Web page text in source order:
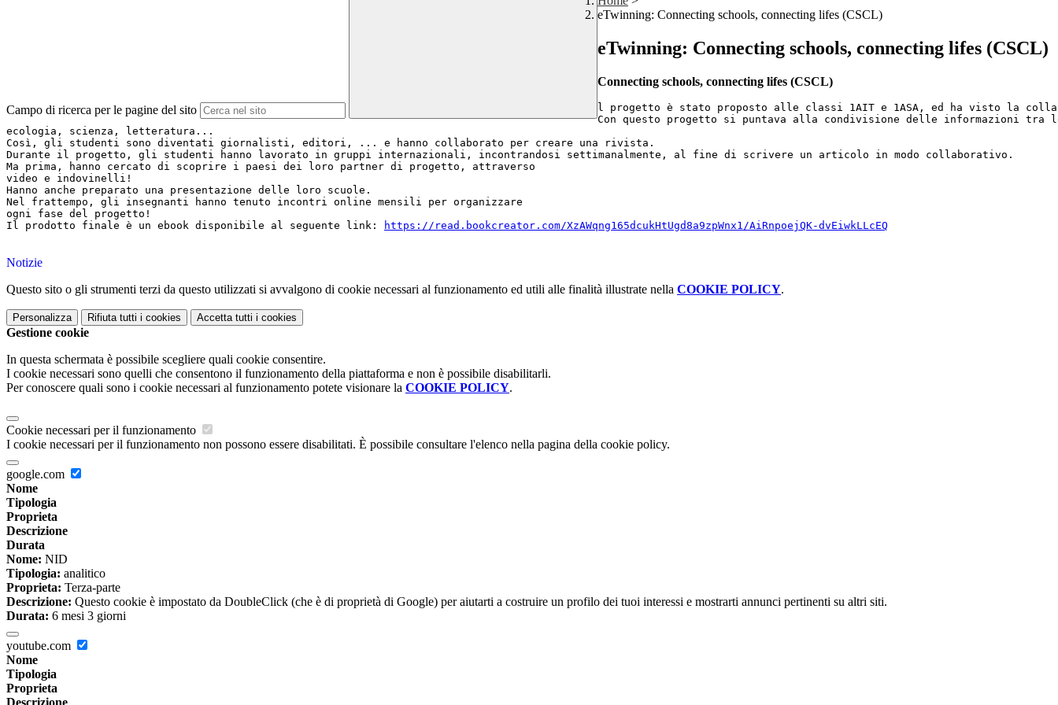
Campo di ricerca per le pagine del sito
eTwinning: Connecting schools, connecting lifes (CSCL)
eTwinning: Connecting schools, connecting lifes (CSCL)
Connecting schools, connecting lifes (CSCL)
l progetto è stato proposto alle classi 1AIT e 1ASA, ed ha visto la
Con questo progetto si puntava alla condivisione delle informazioni
ecologia, scienza, letteratura...
Così, gli studenti sono diventati giornalisti, editori, ... e hanno collaborato per creare una rivista.
Durante il progetto, gli studenti hanno lavorato in gruppi internazionali, incontrandosi settimanalmente, al fine di scrivere un articolo in modo collaborativo.
Ma prima, hanno cercato di scoprire i paesi dei loro partner di progetto, attraverso
video e indovinelli!
Hanno anche preparato una presentazione delle loro scuole.
Nel frattempo, gli insegnanti hanno tenuto incontri online mensili per organizzare
ogni fase del progetto!
Il prodotto finale è un ebook disponibile al seguente link:
https://read.bookcreator.com/XzAWqng165dcukHtUgd8a9zpWnx1/AiRnpoejQK-dvEiwkLLcEQ
Notizie
Questo sito o gli strumenti terzi da questo utilizzati si avvalgono di cookie necessari al funzionamento ed utili alle finalità illustrate nella COOKIE POLICY.
Personalizza Rifiuta tutti i cookies Accetta tutti i cookies
Gestione cookie
In questa schermata è possibile scegliere quali cookie consentire.
I cookie necessari sono quelli che consentono il funzionamento della piattaforma e non è possibile disabilitarli.
Per conoscere quali sono i cookie necessari al funzionamento potete visionare la COOKIE POLICY.
Cookie necessari per il funzionamento
I cookie necessari per il funzionamento non possono essere disabilitati. È possibile consultare l'elenco nella pagina della cookie policy.
google.com
Nome
Tipologia
Proprieta
Descrizione
Durata
Nome: NID
Tipologia: analitico
Proprieta: Terza-parte
Descrizione: Questo cookie è impostato da DoubleClick (che è di proprietà di Google) per aiutarti a costruire un profilo dei tuoi interessi e mostrarti annunci pertinenti su altri siti.
Durata: 6 mesi 3 giorni
youtube.com
Nome
Tipologia
Proprieta